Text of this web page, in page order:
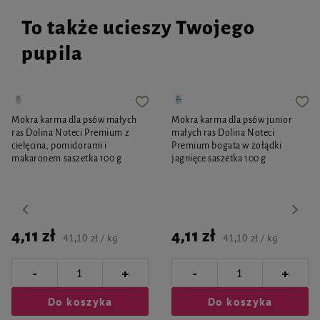
To także ucieszy Twojego
pupila
Mokra karma dla psów małych
ras Dolina Noteci Premium z
cielęcina, pomidorami i
makaronem saszetka 100 g
4,11 zł 41,10 zł / kg
- +
Do koszyka
Mokra karma dla psów junior
małych ras Dolina Noteci
Premium bogata w żołądki
jagnięce saszetka 100 g
4,11 zł 41,10 zł / kg
- +
Do koszyka